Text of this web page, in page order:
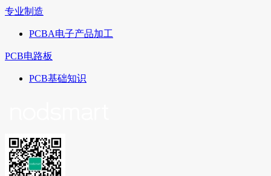
专业制造
PCBA电子产品加工
PCB电路板
PCB基础知识